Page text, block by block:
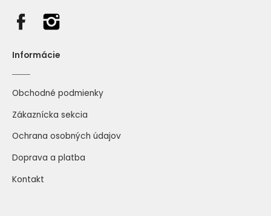
Informácie
Obchodné podmienky
Zákaznícka sekcia
Ochrana osobných údajov
Doprava a platba
Kontakt